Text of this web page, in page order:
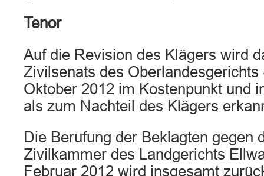
Tenor
Auf die Revision des Klägers wird
Zivilsenats des Oberlandesgerichts
Oktober 2012 im Kostenpunkt und
als zum Nachteil des Klägers
Die Berufung der Beklagten gegen
Zivilkammer des Landgerichts
Februar 2012 wird insgesamt